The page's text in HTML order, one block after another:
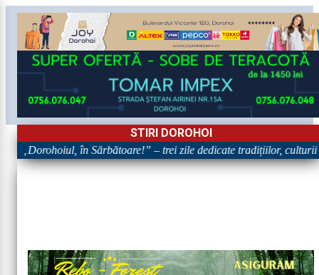
STIRI DOROHOI
„Dorohoiul, în Sărbătoare!” – trei zile dedicate tradițiilor,